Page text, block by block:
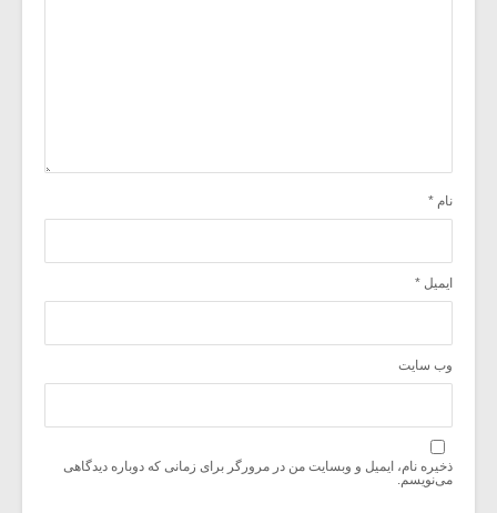
نام *
ایمیل *
وب‌ سایت
ذخیره نام، ایمیل و وبسایت من در مرورگر برای زمانی که دوباره دیدگاهی
می‌نویسم.